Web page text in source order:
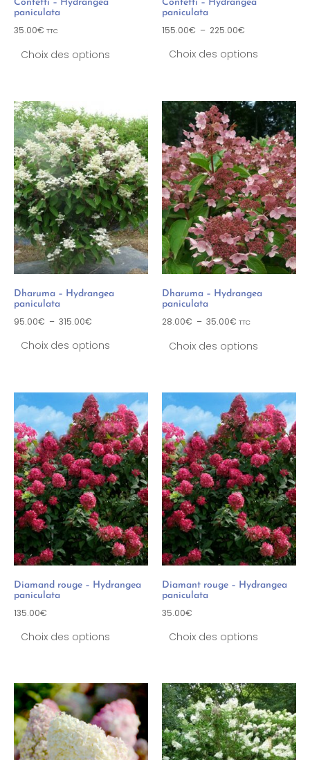
Confetti – Hydrangea
paniculata
35.00€ TTC
Choix des options
Confetti – Hydrangea
paniculata
155.00€ – 225.00€
Choix des options
Dharuma – Hydrangea
paniculata
95.00€ – 315.00€
Choix des options
Dharuma – Hydrangea
paniculata
28.00€ – 35.00€ TTC
Choix des options
Diamand rouge – Hydrangea
paniculata
135.00€
Choix des options
Diamant rouge – Hydrangea
paniculata
35.00€
Choix des options